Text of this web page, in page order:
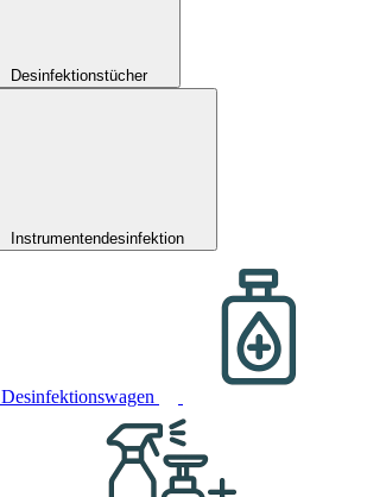
Desinfektionstücher
Instrumentendesinfektion
Desinfektionswagen